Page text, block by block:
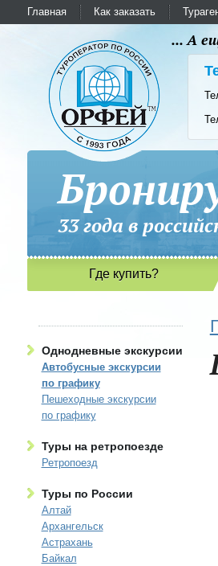
Главная Как заказать
... А
33 года в
Где купить?
Однодневные экскурсии
Автобусные экскурсии
по графику
Пешеходные экскурсии
по графику
Туры на ретропоезде
Ретропоезд
Туры по России
Алтай
Архангельск
Астрахань
Байкал